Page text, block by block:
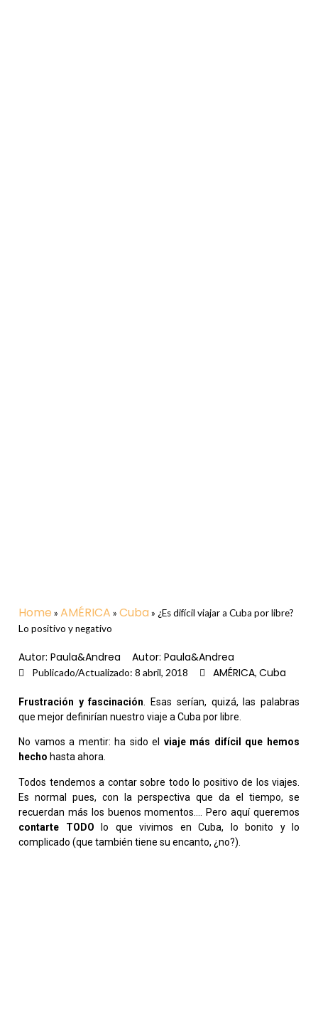
Home » AMÉRICA » Cuba » ¿Es difícil viajar a Cuba por libre?
Lo positivo y negativo
Autor: Paula&Andrea Autor: Paula&Andrea
Publicado/Actualizado: 8 abril, 2018 AMÉRICA, Cuba
Frustración y fascinación . Esas serían, quizá, las palabras
que mejor definirían nuestro viaje a Cuba por libre.
No vamos a mentir: ha sido el viaje más difícil que hemos
hecho hasta ahora.
Todos tendemos a contar sobre todo lo positivo de los viajes.
Es normal pues, con la perspectiva que da el tiempo, se
recuerdan más los buenos momentos…. Pero aquí queremos
contarte TODO lo que vivimos en Cuba, lo bonito y lo
complicado (que también tiene su encanto, ¿no?).